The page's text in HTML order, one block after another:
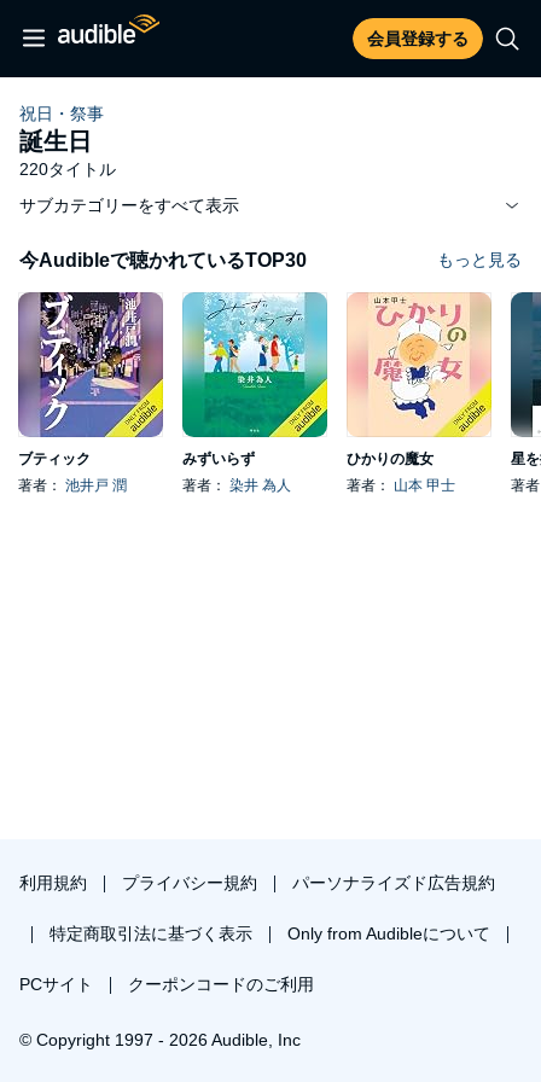
会員登録する
祝日・祭事
誕生日
220タイトル
サブカテゴリーをすべて表示
今Audibleで聴かれているTOP30 もっと見る
ブティック
著者： 池井戸 潤
みずいらず
著者： 染井 為人
ひかりの魔女
著者： 山本 甲士
星
著
利用規約 プライバシー規約 パーソナライズド広告規約
特定商取引法に基づく表示 Only from Audibleについて
PCサイト クーポンコードのご利用
© Copyright 1997 - 2026 Audible, Inc